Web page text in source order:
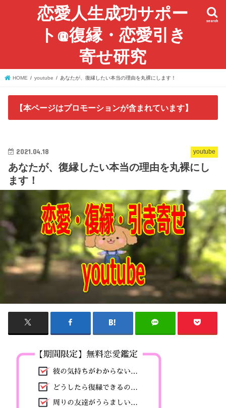
恋愛人生成功サポー
ト@復縁・恋愛引き
寄せ研究
search
HOME youtube あなたが、復縁したい本当の理由を丸裸にします！
【本ページはプロモーションが含まれています】
youtube
2021.04.18
あなたが、復縁したい本当の理由を丸裸にし
ます！